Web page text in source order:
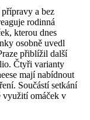
a bez
rodinná
kterou dnes
osobně uvedl
přiblížil další
Čtyři varianty
mají nabídnout
Součástí setkání
využití omáček v